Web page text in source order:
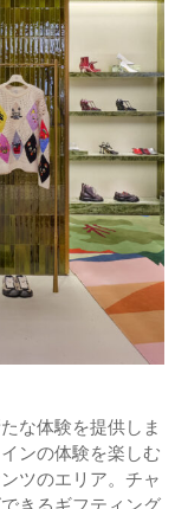
な体験を提供しま
ンの体験を楽しむ
ツのエリア。チャ
きるギフティング